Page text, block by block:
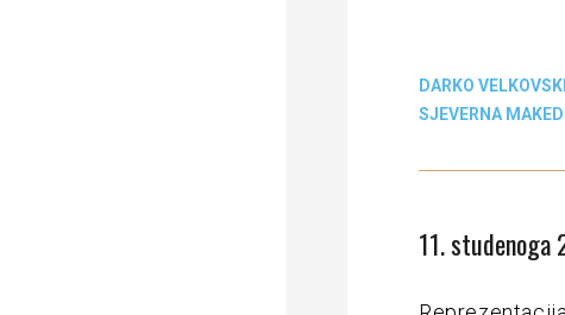
DARKO VELKOVSKI
SJEVERNA
11. studenoga